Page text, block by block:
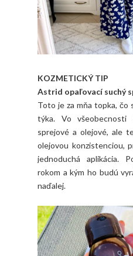
KOZMETICKÝ TIP
Astrid opaľovací suchý
Toto je za mňa topka, čo
týka. Vo
sprejové a olejové, ale
olejovou konzistenciou,
jednoduchá aplikácia.
rokom a kým ho budú
naďalej.